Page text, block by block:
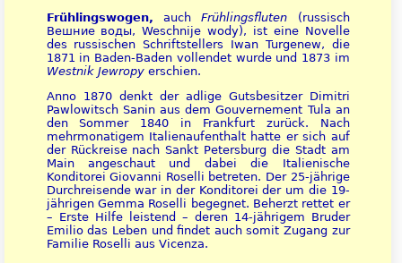
Frühlingswogen, auchFrühlingsfluten (russisch
Вешние воды, Weschnije wody), ist eine Novelle
des russischen Schriftstellers Iwan Turgenew, die
1871 in Baden-Baden vollendet wurde und 1873 im
Westnik Jewropyerschien.
Anno 1870 denkt der adlige Gutsbesitzer Dimitri
Pawlowitsch Sanin aus dem Gouvernement Tula an
den Sommer 1840 in Frankfurt zurück. Nach
mehrmonatigem Italienaufenthalt hatte er sich auf
der Rückreise nach Sankt Petersburg die Stadt am
Main angeschaut und dabei die Italienische
Konditorei Giovanni Roselli betreten. Der 25-jährige
Durchreisende war in der Konditorei der um die 19-
jährigen Gemma Roselli begegnet. Beherzt rettet er
– Erste Hilfe leistend – deren 14-jährigem Bruder
Emilio das Leben und findet auch somit Zugang zur
Familie Roselli aus Vicenza.